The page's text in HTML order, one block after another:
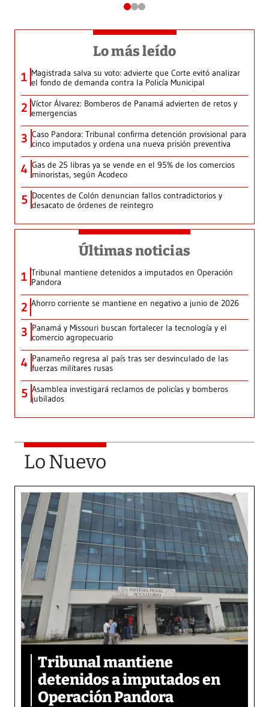
Lo más leído
1 Magistrada salva su voto: advierte que Corte evitó analizar
el fondo de demanda contra la Policía Municipal
2 Víctor Álvarez: Bomberos de Panamá advierten de retos y
emergencias
3 Caso Pandora: Tribunal confirma detención provisional para
cinco imputados y ordena una nueva prisión preventiva
4 Gas de 25 libras ya se vende en el 95% de los comercios
minoristas, según Acodeco
5 Docentes de Colón denuncian fallos contradictorios y
desacato de órdenes de reintegro
Últimas noticias
1 Tribunal mantiene detenidos a imputados en Operación
Pandora
2 Ahorro corriente se mantiene en negativo a junio de 2026
3 Panamá y Missouri buscan fortalecer la tecnología y el
comercio agropecuario
4 Panameño regresa al país tras ser desvinculado de las
fuerzas militares rusas
5 Asamblea investigará reclamos de policías y bomberos
jubilados
Lo Nuevo
Tribunal mantiene
detenidos a imputados en
Operación Pandora